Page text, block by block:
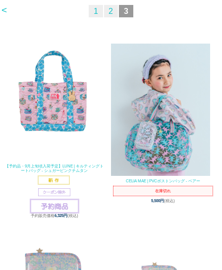
< 1 2 3
【予約品・9月上旬頃入荷予定】LUNE | キルティングト
ートバッグ - シュガーピンクチムタン
予約販売価格6,325円(税込)
CELIA MAE | PVCボストンバッグ - ベアー
在庫切れ
5,500円(税込)